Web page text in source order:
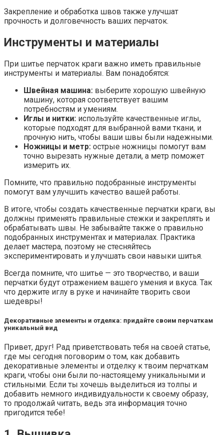
Закрепление и обработка швов также улучшат
прочность и долговечность ваших перчаток.
Инструменты и материалы
При шитье перчаток краги важно иметь правильные
инструменты и материалы. Вам понадобятся:
Швейная машина: выберите хорошую швейную
машину, которая соответствует вашим
потребностям и умениям.
Иглы и нитки: используйте качественные иглы,
которые подходят для выбранной вами ткани, и
прочную нить, чтобы ваши швы были надежными.
Ножницы и метр: острые ножницы помогут вам
точно вырезать нужные детали, а метр поможет
измерить их.
Помните, что правильно подобранные инструменты
помогут вам улучшить качество вашей работы.
В итоге, чтобы создать качественные перчатки краги, вы
должны применять правильные стежки и закреплять и
обрабатывать швы. Не забывайте также о правильно
подобранных инструментах и материалах. Практика
делает мастера, поэтому не стесняйтесь
экспериментировать и улучшать свои навыки шитья.
Всегда помните, что шитье — это творчество, и ваши
перчатки будут отражением вашего умения и вкуса. Так
что держите иглу в руке и начинайте творить свои
шедевры!
Декоративные элементы и отделка: придайте своим перчаткам
уникальный вид
Привет, друг! Рад приветствовать тебя на своей статье,
где мы сегодня поговорим о том, как добавить
декоративные элементы и отделку к твоим перчаткам
краги, чтобы они были по-настоящему уникальными и
стильными. Если ты хочешь выделиться из толпы и
добавить немного индивидуальности к своему образу,
то продолжай читать, ведь эта информация точно
пригодится тебе!